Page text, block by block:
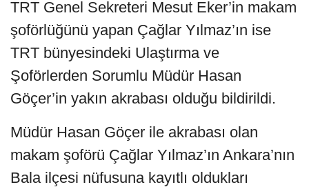
TRT Genel Sekreteri Mesut Eker’in makam
şoförlüğünü yapan Çağlar Yılmaz’ın ise
TRT bünyesindeki Ulaştırma ve
Şoförlerden Sorumlu Müdür Hasan
Göçer’in yakın akrabası olduğu bildirildi.
Müdür Hasan Göçer ile akrabası olan
makam şoförü Çağlar Yılmaz’ın Ankara’nın
Bala ilçesi nüfusuna kayıtlı oldukları